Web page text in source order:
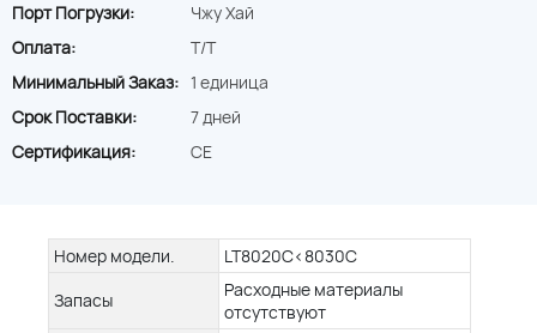
Порт Погрузки:
Чжу Хай
Оплата:
T/T
Минимальный Заказ: 1 единица
Срок Поставки:
7 дней
Сертификация:
CE
Номер модели.
LT8020C<8030C
Запасы
Расходные материалы
отсутствуют